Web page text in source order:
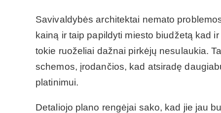
Savivaldybės architektai nemato
kainą ir taip papildyti miesto biudžetą kad
tokie ruoželiai dažnai pirkėjų nesulaukia.
schemos, įrodančios, kad atsiradę
platinimui.
Detaliojo plano rengėjai sako, kad jie jau